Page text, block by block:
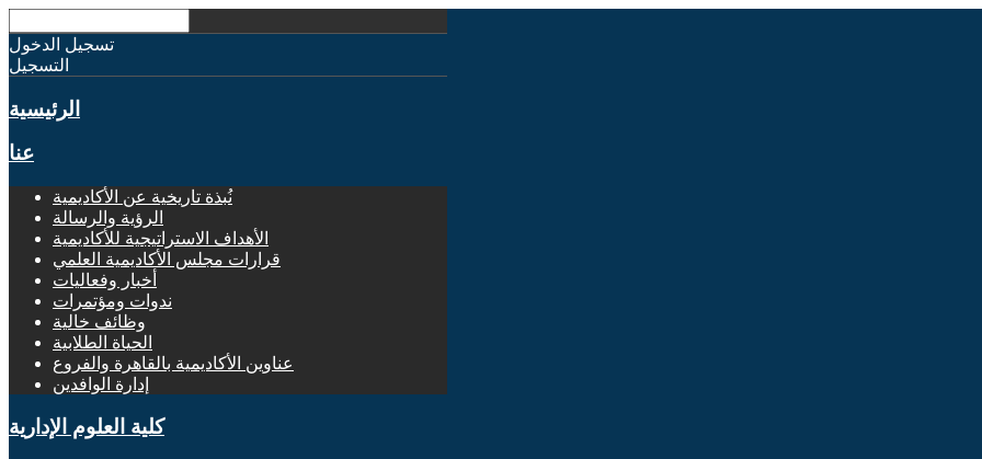
تسجيل الدخول
التسجيل
الرئيسية
عنا
نُبذة تاريخية عن الأكاديمية
الرؤية والرسالة
الأهداف الاستراتيجية للأكاديمية
قرارات مجلس الأكاديمية العلمي
أخبار وفعاليات
ندوات ومؤتمرات
وظائف خالية
الحياة الطلابية
عناوين الأكاديمية بالقاهرة والفروع
إدارة الوافدين
كلية العلوم الإدارية